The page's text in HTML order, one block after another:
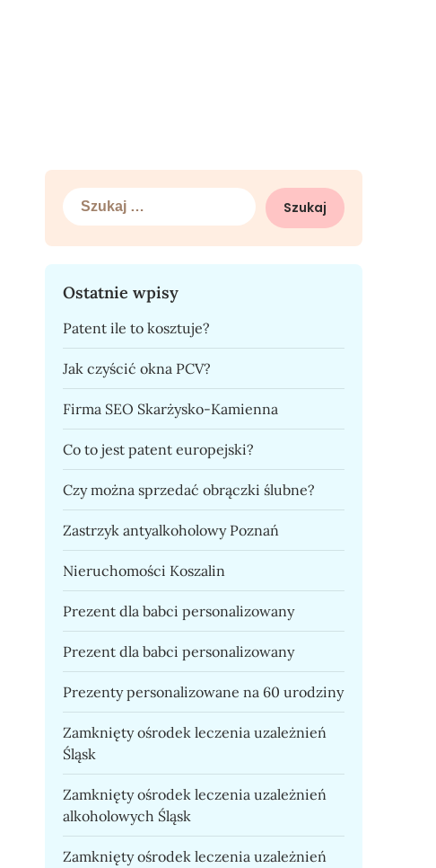
Szukaj:
Ostatnie wpisy
Patent ile to kosztuje?
Jak czyścić okna PCV?
Firma SEO Skarżysko-Kamienna
Co to jest patent europejski?
Czy można sprzedać obrączki ślubne?
Zastrzyk antyalkoholowy Poznań
Nieruchomości Koszalin
Prezent dla babci personalizowany
Prezent dla babci personalizowany
Prezenty personalizowane na 60 urodziny
Zamknięty ośrodek leczenia uzależnień
Śląsk
Zamknięty ośrodek leczenia uzależnień
alkoholowych Śląsk
Zamknięty ośrodek leczenia uzależnień